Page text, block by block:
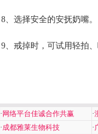
8、选择安全的安抚奶嘴。
9、戒掉时，可试用轻拍
· 网络平台佳诚合作共赢 ·
·成都雅莱生物科技 ·